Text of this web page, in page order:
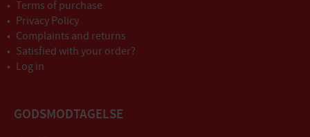
Terms of purchase
Privacy Policy
Complaints and returns
Satisfied with your order?
Log in
GODSMODTAGELSE